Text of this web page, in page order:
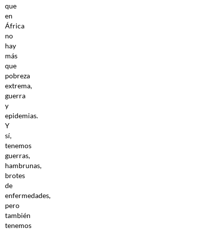
que
en
África
no
hay
más
que
pobreza
extrema,
guerra
y
epidemias.
Y
sí,
tenemos
guerras,
hambrunas,
brotes
de
enfermedades,
pero
también
tenemos